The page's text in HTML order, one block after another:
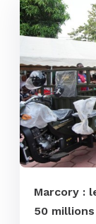
Marcory :
50 millions